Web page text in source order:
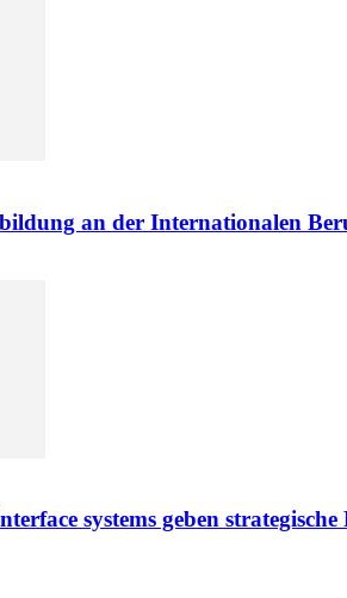
an der Internationalen
systems geben